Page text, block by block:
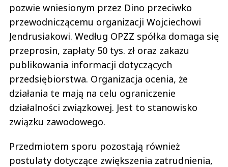
pozwie wniesionym przez Dino przeciwko
przewodniczącemu organizacji Wojciechowi
Jendrusiakowi. Według OPZZ spółka domaga się
przeprosin, zapłaty 50 tys. zł oraz zakazu
publikowania informacji dotyczących
przedsiębiorstwa. Organizacja ocenia, że
działania te mają na celu ograniczenie
działalności związkowej. Jest to stanowisko
związku zawodowego.
Przedmiotem sporu pozostają również
postulaty dotyczące zwiększenia zatrudnienia,